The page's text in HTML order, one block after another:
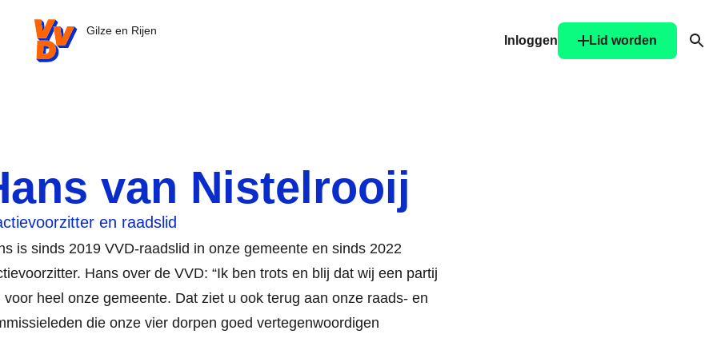
VVD.nl - Ga naar de homepage
Gilze en Rijen
Inloggen
Lid worden
van Nistelrooij
en raadslid
is sinds 2019 VVD-raadslid in onze gemeente en sinds 2022
Hans over de VVD: “Ik ben trots en blij dat wij een partij
voor heel onze gemeente. Dat ziet u ook terug aan onze raads- en
die onze vier dorpen goed vertegenwoordigen